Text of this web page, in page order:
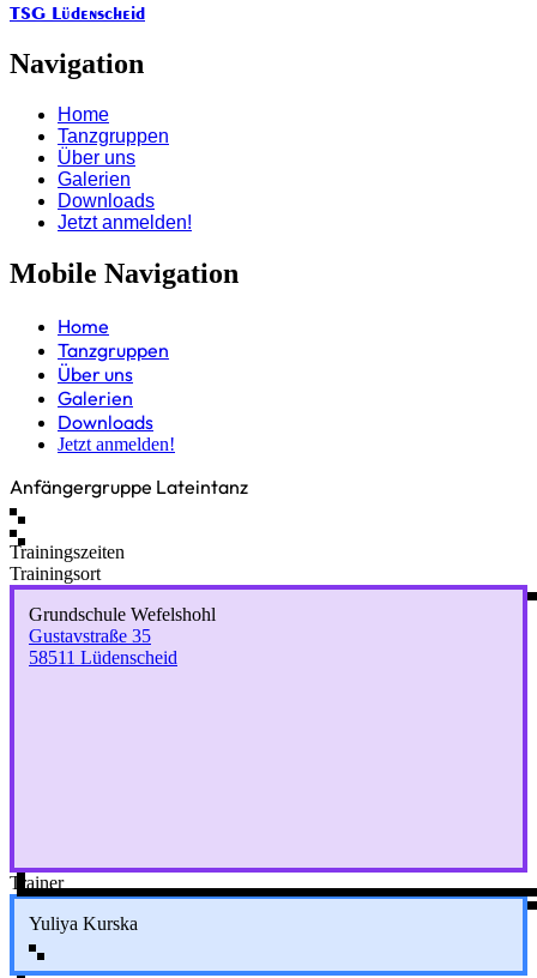
TSG Lüdenscheid
Navigation
Home
Tanzgruppen
Über uns
Galerien
Downloads
Jetzt anmelden!
Mobile Navigation
Home
Tanzgruppen
Über uns
Galerien
Downloads
Jetzt anmelden!
Anfängergruppe Lateintanz
Trainingszeiten
Trainingsort
Grundschule Wefelshohl
Gustavstraße 35
58511 Lüdenscheid
Trainer
Yuliya Kurska